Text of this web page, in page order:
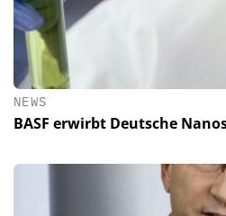
NEWS
BASF erwirbt Deutsche